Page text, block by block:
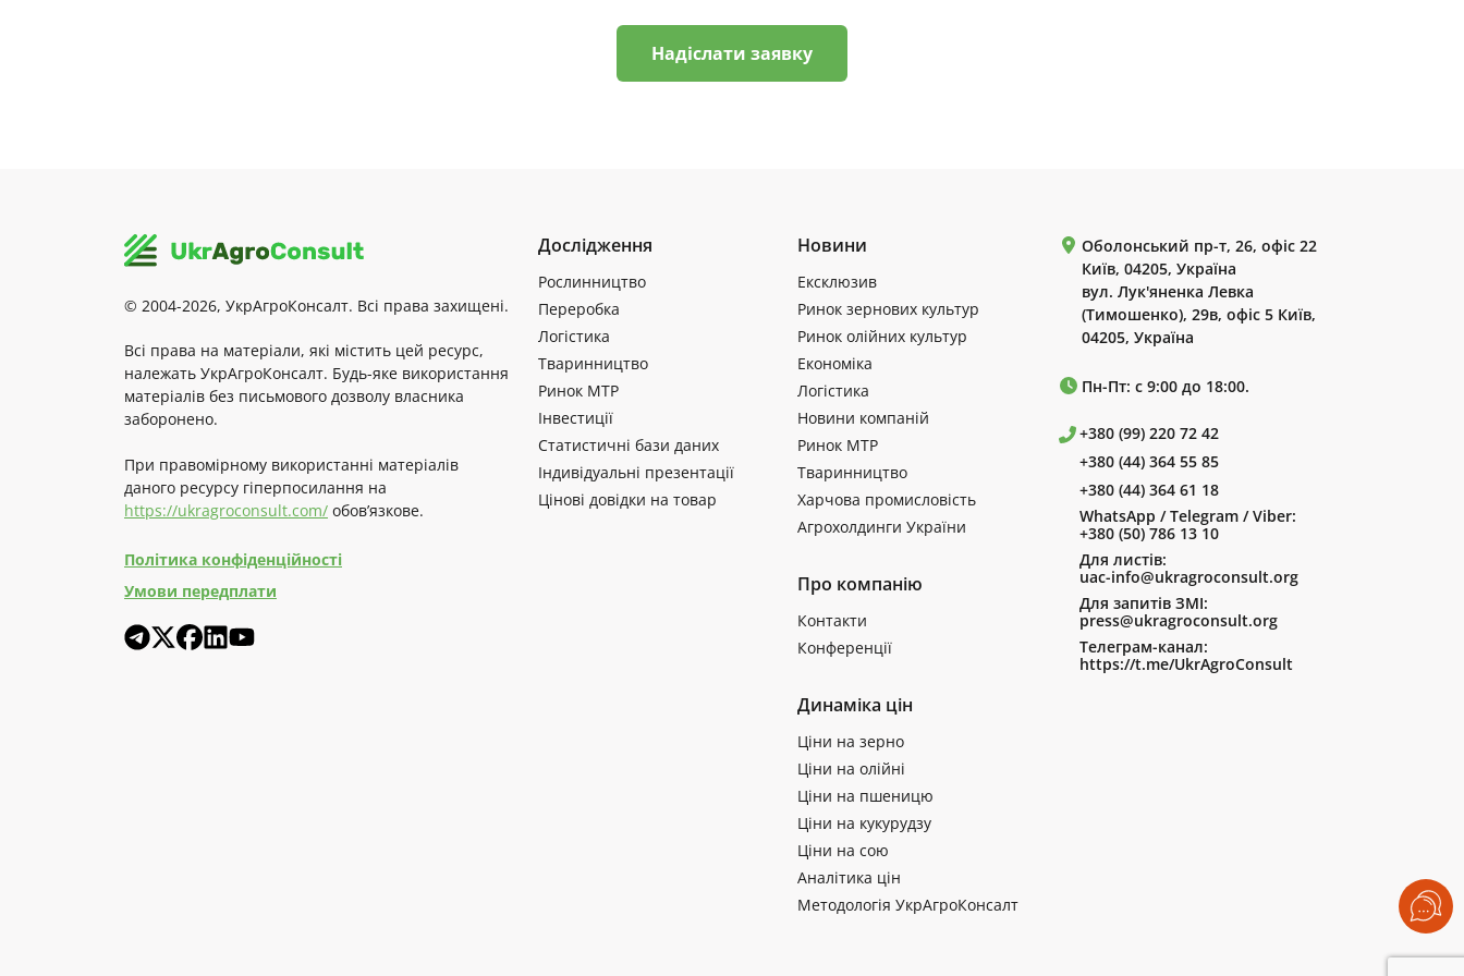
Надіслати заявку
© 2004-2026, УкрАгроКонсалт. Всі права захищені.
Всі права на матеріали, які містить цей ресурс,
належать УкрАгроКонсалт. Будь-яке використання
матеріалів без письмового дозволу власника
заборонено.
При правомірному використанні матеріалів
даного ресурсу гіперпосилання на
https://ukragroconsult.com/ обов’язкове.
Політика конфіденційності
Умови передплати
Дослідження
Рослинництво
Переробка
Логістика
Тваринництво
Ринок МТР
Інвестиції
Статистичні бази даних
Індивідуальні презентації
Цінові довідки на товар
Новини
Ексклюзив
Ринок зернових культур
Ринок олійних культур
Економіка
Логістика
Новини компаній
Ринок МТР
Тваринництво
Харчова промисловість
Агрохолдинги України
Про компанію
Контакти
Конференції
Динаміка цін
Ціни на зерно
Ціни на олійні
Ціни на пшеницю
Ціни на кукурудзу
Ціни на сою
Аналітика цін
Методологія УкрАгроКонсалт
Оболонський пр-т, 26, офіс 22
Київ, 04205, Україна
вул. Лук'яненка Левка
(Тимошенко), 29в, офіс 5 Київ,
04205, Україна
Пн-Пт: с 9:00 до 18:00.
+380 (99) 220 72 42
+380 (44) 364 55 85
+380 (44) 364 61 18
WhatsApp / Telegram / Viber:
+380 (50) 786 13 10
Для листів:
uac-info@ukragroconsult.org
Для запитів ЗМІ:
press@ukragroconsult.org
Телеграм-канал:
https://t.me/UkrAgroConsult